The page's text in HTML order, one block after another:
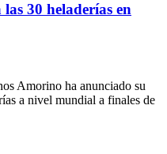
30 heladerías en
Amorino ha anunciado su
a nivel mundial a finales de